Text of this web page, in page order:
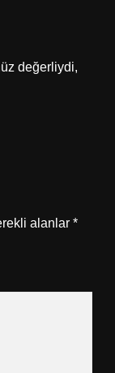
değerliydi,
alanlar *